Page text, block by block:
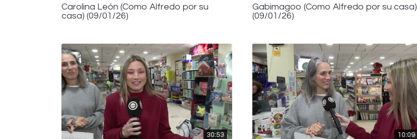
Carolina León (Como Alfredo por su
casa) (09/01/26)
Gabimagoo (Como Alfredo por su casa)
(09/01/26)
30:53 10:09